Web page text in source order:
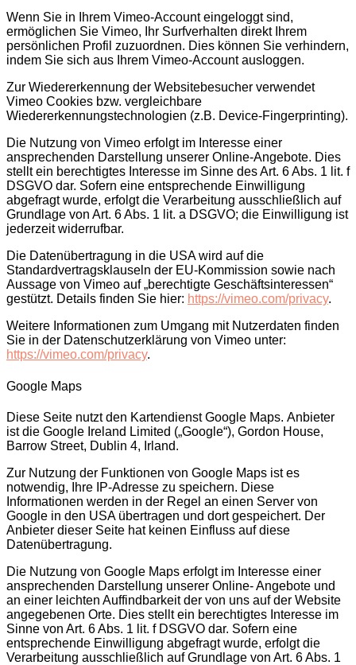
Wenn Sie in Ihrem Vimeo-Account eingeloggt sind,
ermöglichen Sie Vimeo, Ihr Surfverhalten direkt Ihrem
persönlichen Profil zuzuordnen. Dies können Sie verhindern,
indem Sie sich aus Ihrem Vimeo-Account ausloggen.
Zur Wiedererkennung der Websitebesucher verwendet
Vimeo Cookies bzw. vergleichbare
Wiedererkennungstechnologien (z.B. Device-Fingerprinting).
Die Nutzung von Vimeo erfolgt im Interesse einer
ansprechenden Darstellung unserer Online-Angebote. Dies
stellt ein berechtigtes Interesse im Sinne des Art. 6 Abs. 1 lit. f
DSGVO dar. Sofern eine entsprechende Einwilligung
abgefragt wurde, erfolgt die Verarbeitung ausschließlich auf
Grundlage von Art. 6 Abs. 1 lit. a DSGVO; die Einwilligung ist
jederzeit widerrufbar.
Die Datenübertragung in die USA wird auf die
Standardvertragsklauseln der EU-Kommission sowie nach
Aussage von Vimeo auf „berechtigte Geschäftsinteressen“
gestützt. Details finden Sie hier: https://vimeo.com/privacy.
Weitere Informationen zum Umgang mit Nutzerdaten finden
Sie in der Datenschutzerklärung von Vimeo unter:
https://vimeo.com/privacy.
Google Maps
Diese Seite nutzt den Kartendienst Google Maps. Anbieter
ist die Google Ireland Limited („Google“), Gordon House,
Barrow Street, Dublin 4, Irland.
Zur Nutzung der Funktionen von Google Maps ist es
notwendig, Ihre IP-Adresse zu speichern. Diese
Informationen werden in der Regel an einen Server von
Google in den USA übertragen und dort gespeichert. Der
Anbieter dieser Seite hat keinen Einfluss auf diese
Datenübertragung.
Die Nutzung von Google Maps erfolgt im Interesse einer
ansprechenden Darstellung unserer Online- Angebote und
an einer leichten Auffindbarkeit der von uns auf der Website
angegebenen Orte. Dies stellt ein berechtigtes Interesse im
Sinne von Art. 6 Abs. 1 lit. f DSGVO dar. Sofern eine
entsprechende Einwilligung abgefragt wurde, erfolgt die
Verarbeitung ausschließlich auf Grundlage von Art. 6 Abs. 1